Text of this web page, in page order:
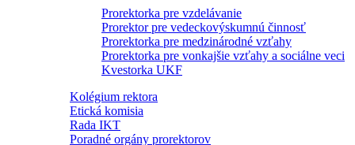
Prorektorka pre vzdelávanie
Prorektor pre vedeckovýskumnú činnosť
Prorektorka pre medzinárodné vzťahy
Prorektorka pre vonkajšie vzťahy a sociálne veci
Kvestorka UKF
Kolégium rektora
Etická komisia
Rada IKT
Poradné orgány prorektorov